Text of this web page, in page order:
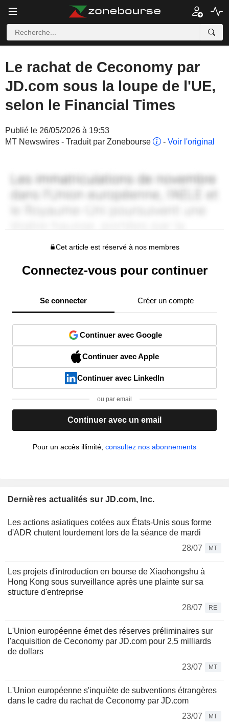
Le rachat de Ceconomy par
JD.com sous la loupe de l'UE,
selon le Financial Times
Publié le 26/05/2026 à 19:53
MT Newswires - Traduit par Zonebourse
- Voir l'original
Cet article est réservé à nos membres
Connectez-vous pour continuer
Se connecter Créer un compte
Continuer avec Google
Continuer avec Apple
Continuer avec LinkedIn
ou par email
Continuer avec un email
Pour un accès illimité, consultez nos abonnements
Dernières actualités sur JD.com, Inc.
Les actions asiatiques cotées aux États-Unis sous forme
d'ADR chutent lourdement lors de la séance de mardi
28/07
MT
Les projets d'introduction en bourse de Xiaohongshu à
Hong Kong sous surveillance après une plainte sur sa
structure d'entreprise
28/07
RE
L'Union européenne émet des réserves préliminaires sur
l'acquisition de Ceconomy par JD.com pour 2,5 milliards
de dollars
23/07
MT
L'Union européenne s'inquiète de subventions étrangères
dans le cadre du rachat de Ceconomy par JD.com
23/07
MT